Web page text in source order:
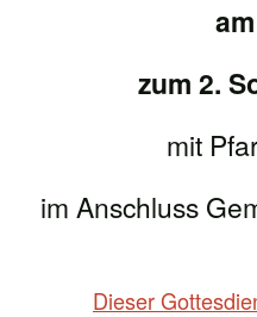
zum 2.
mit
im Anschluss
Dieser